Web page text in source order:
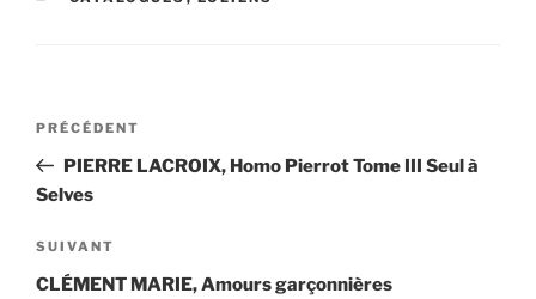
Navigation
l’article
Article
précédent
PRÉCÉDENT
PIERRE LACROIX, Homo Pierrot Tome III Seul à
Selves
Article
suivant
SUIVANT
CLÉMENT MARIE, Amours garçonnières